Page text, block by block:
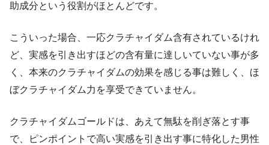
助成分という役割がほとんどです。
こういった場合、一応クラチャイダム含有されているけれ
ど、実感を引き出すほどの含有量に達しいていない事が多
く、本来のクラチャイダムの効果を感じる事は難しく、ほ
ぼクラチャイダム力を享受できていません。
クラチャイダムゴールドは、あえて無駄を削ぎ落とす事
で、ピンポイントで高い実感を引き出す事に特化した男性